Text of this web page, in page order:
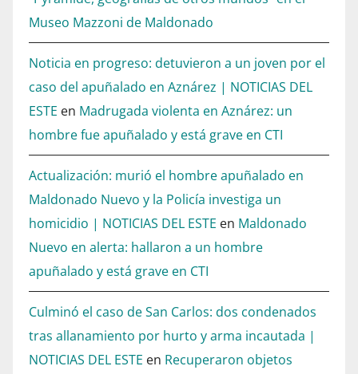
Museo Mazzoni de Maldonado
Noticia en progreso: detuvieron a un joven por el
caso del apuñalado en Aznárez | NOTICIAS DEL
ESTE en Madrugada violenta en Aznárez: un
hombre fue apuñalado y está grave en CTI
Actualización: murió el hombre apuñalado en
Maldonado Nuevo y la Policía investiga un
homicidio | NOTICIAS DEL ESTE en Maldonado
Nuevo en alerta: hallaron a un hombre
apuñalado y está grave en CTI
Culminó el caso de San Carlos: dos condenados
tras allanamiento por hurto y arma incautada |
NOTICIAS DEL ESTE en Recuperaron objetos